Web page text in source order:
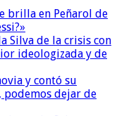
brilla en Peñarol de
Silva de la crisis con
ideologizada y de
y contó su
podemos dejar de